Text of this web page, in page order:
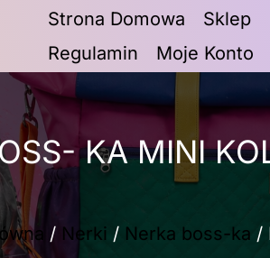
Strona Domowa Sklep
Regulamin
Moje Konto
KA MINI
/ Nerki / Nerka boss-ka /